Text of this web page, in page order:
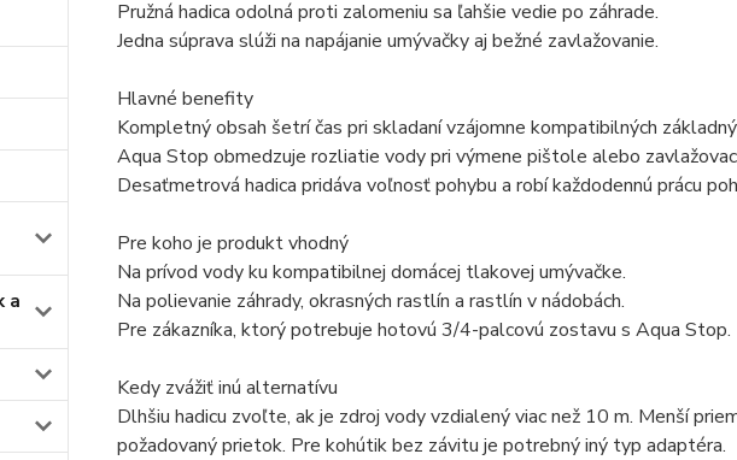
a
Pružná hadica odolná proti zalomeniu sa ľahšie vedie po záhrade.
Jedna súprava slúži na napájanie umývačky aj bežné zavlažovanie.
Hlavné benefity
Kompletný obsah šetrí čas pri skladaní vzájomne kompatibilných
Aqua Stop obmedzuje rozliatie vody pri výmene pištole alebo
Desaťmetrová hadica pridáva voľnosť pohybu a robí každodennú prácu
Pre koho je produkt vhodný
Na prívod vody ku kompatibilnej domácej tlakovej umývačke.
Na polievanie záhrady, okrasných rastlín a rastlín v nádobách.
Pre zákazníka, ktorý potrebuje hotovú 3/4-palcovú zostavu s Aqua Stop.
Kedy zvážiť inú alternatívu
Dlhšiu hadicu zvoľte, ak je zdroj vody vzdialený viac než 10 m. Menší
požadovaný prietok. Pre kohútik bez závitu je potrebný iný typ adaptéra.